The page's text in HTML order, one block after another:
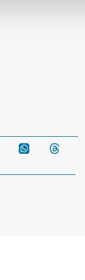
Telegram WhatsApp